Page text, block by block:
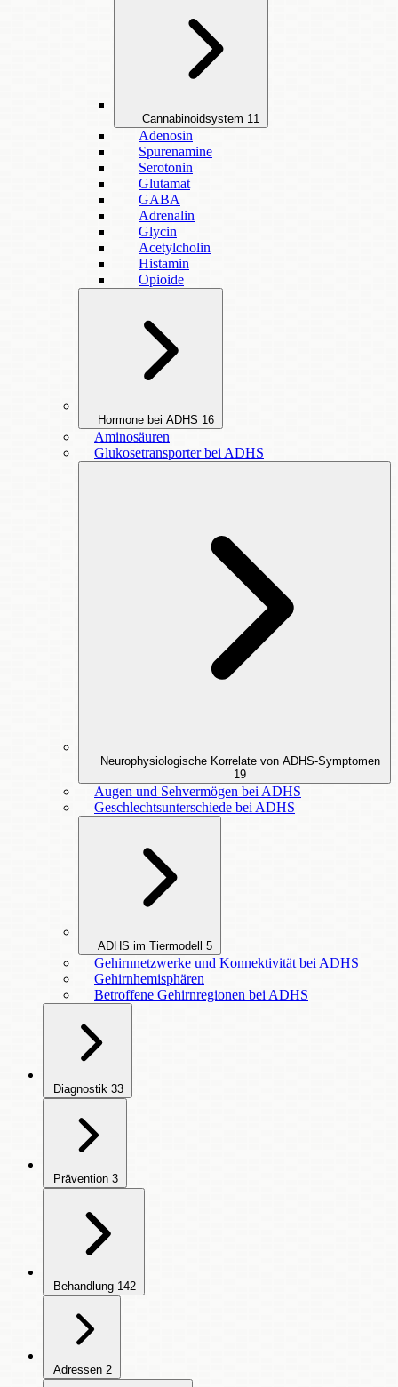
Cannabinoidsystem 11
Adenosin
Spurenamine
Serotonin
Glutamat
GABA
Adrenalin
Glycin
Acetylcholin
Histamin
Opioide
Hormone bei ADHS 16
Aminosäuren
Glukosetransporter bei ADHS
Neurophysiologische Korrelate von ADHS-Symptomen
19
Augen und Sehvermögen bei ADHS
Geschlechtsunterschiede bei ADHS
ADHS im Tiermodell 5
Gehirnnetzwerke und Konnektivität bei ADHS
Gehirnhemisphären
Betroffene Gehirnregionen bei ADHS
Diagnostik 33
Prävention 3
Behandlung 142
Adressen 2